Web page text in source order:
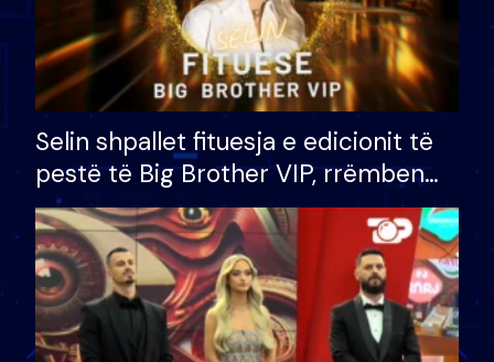
Selin shpallet fituesja e edicionit të
pestë të Big Brother VIP, rrëmben
çmimin e madh prej 100 mijë eurosh